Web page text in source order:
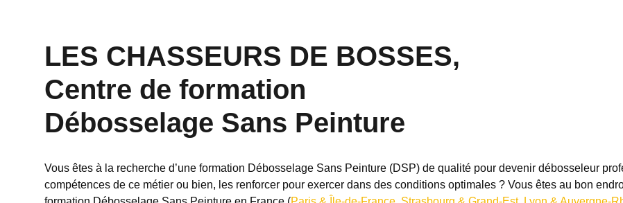
LES CHASSEURS DE BOSSES,
Centre de formation
Débosselage Sans Peinture
Vous êtes à la recherche d’une formation Débosselage Sans Peinture (DSP) de qualité pour devenir débosseleur
compétences de ce métier ou bien, les renforcer pour exercer dans des conditions optimales ? Vous êtes au bon